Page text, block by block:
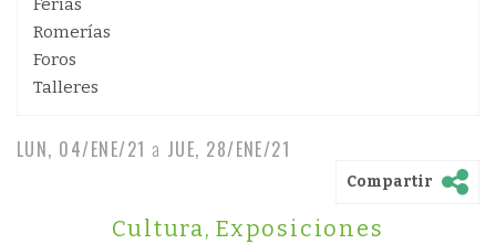
Ferias
Romerías
Foros
Talleres
LUN, 04/ENE/21 a JUE, 28/ENE/21
Compartir
Cultura, Exposiciones